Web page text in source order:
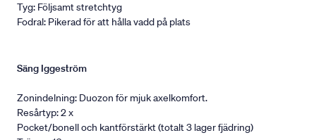
Tyg: Följsamt stretchtyg
Fodral: Pikerad för att hålla vadd på plats
Säng Iggeström
Zonindelning: Duozon för mjuk axelkomfort.
Resårtyp: 2 x
Pocket/bonell och kantförstärkt (totalt 3 lager fjädring)